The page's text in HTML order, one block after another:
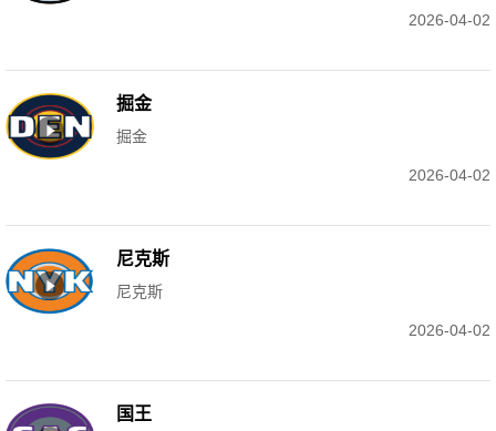
2026-04-02
掘金
掘金
2026-04-02
尼克斯
尼克斯
2026-04-02
国王